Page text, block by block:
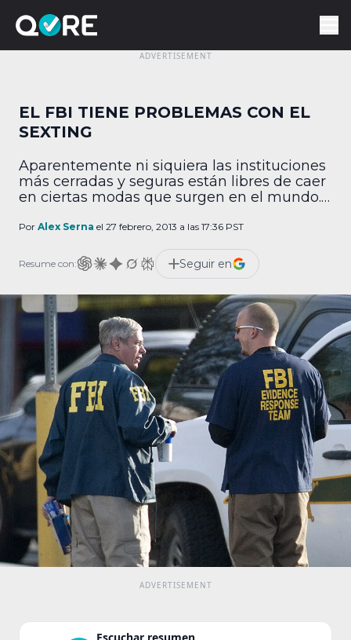
EL FBI TIENE PROBLEMAS CON EL
SEXTING
Aparentemente ni siquiera las instituciones
más cerradas y seguras están libres de caer
en ciertas modas que surgen en el mundo.
correo públicas para comunicar información
niveles de gobierno de varios países y en
empresas privadas. Todas las empresas y
dependencias […]
Por Alex Serna el 27 febrero, 2013 a las 17:36 PST
Resume con: Seguir en